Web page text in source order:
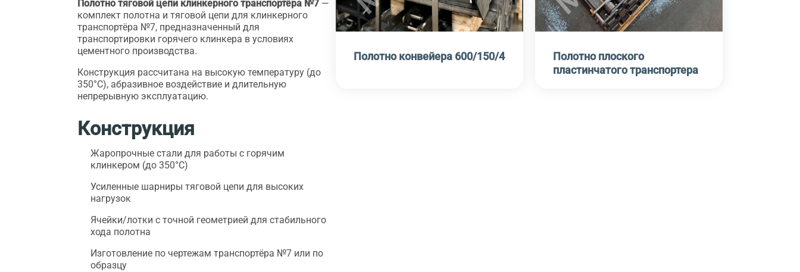
Полотно тяговой цепи клинкерного транспортёра №7 —
комплект полотна и тяговой цепи для клинкерного
транспортёра №7, предназначенный для
транспортировки горячего клинкера в условиях
цементного производства.
Конструкция рассчитана на высокую температуру (до
350°C), абразивное воздействие и длительную
непрерывную эксплуатацию.
Конструкция
Жаропрочные стали для работы с горячим
клинкером (до 350°C)
Усиленные шарниры тяговой цепи для высоких
нагрузок
Ячейки/лотки с точной геометрией для стабильного
хода полотна
Изготовление по чертежам транспортёра №7 или по
образцу
Полотно конвейера 600/150/4
Полотно плоского
пластинчатого транспортера